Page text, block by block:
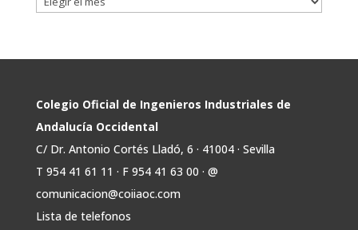
r
🏎️ Fórmula Gades, la escudería de la
@univcadiz, presenta el G26, un monoplaza
más ligero, sostenible y adaptado a la nueva
normativa de Formula Student 30 julio 2026.
En la presentación, que tuvo lugar este
miércoles, estuvieron presentes María Luisa
Bea, Presidenta delegada
Colegio Oficial de Ingenieros Industriales de
Andalucía Occidental
C/ Dr. Antonio Cortés Lladó, 6 · 41004 · Sevilla
T 954 41 61 11 · F 954 41 63 00 · @
comunicacion@coiiaoc.com
Lista de telefonos